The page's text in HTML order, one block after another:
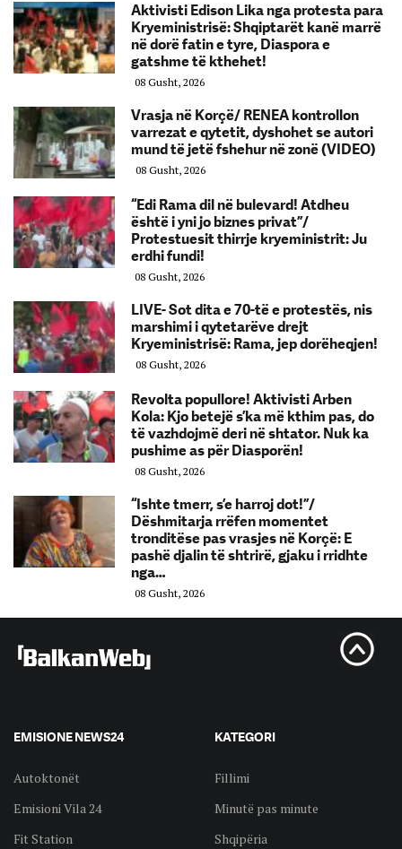
Aktivisti Edison Lika nga protesta para
Kryeministrisë: Shqiptarët kanë marrë
në dorë fatin e tyre, Diaspora e
gatshme të kthehet!
08 Gusht, 2026
Vrasja në Korçë/ RENEA kontrollon
varrezat e qytetit, dyshohet se autori
mund të jetë fshehur në zonë (VIDEO)
08 Gusht, 2026
“Edi Rama dil në bulevard! Atdheu
është i yni jo biznes privat”/
Protestuesit thirrje kryeministrit: Ju
erdhi fundi!
08 Gusht, 2026
LIVE- Sot dita e 70-të e protestës, nis
marshimi i qytetarëve drejt
Kryeministrisë: Rama, jep dorëheqjen!
08 Gusht, 2026
Revolta popullore! Aktivisti Arben
Kola: Kjo betejë s’ka më kthim pas, do
të vazhdojmë deri në shtator. Nuk ka
pushime as për Diasporën!
08 Gusht, 2026
“Ishte tmerr, s’e harroj dot!”/
Dëshmitarja rrëfen momentet
tronditëse pas vrasjes në Korçë: E
pashë djalin të shtrirë, gjaku i rridhte
nga…
08 Gusht, 2026
EMISIONE NEWS24
Autoktonët
Emisioni Vila 24
Fit Station
KATEGORI
Fillimi
Minutë pas minute
Shqipëria